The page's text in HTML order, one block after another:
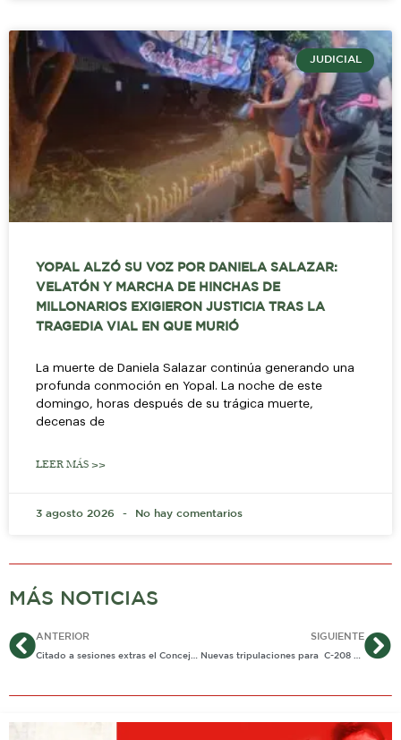
JUDICIAL
YOPAL ALZÓ SU VOZ POR DANIELA SALAZAR:
VELATÓN Y MARCHA DE HINCHAS DE
MILLONARIOS EXIGIERON JUSTICIA TRAS LA
TRAGEDIA VIAL EN QUE MURIÓ
La muerte de Daniela Salazar continúa generando una
profunda conmoción en Yopal. La noche de este
domingo, horas después de su trágica muerte,
decenas de
LEER MÁS >>
3 agosto 2026 No hay comentarios
MÁS NOTICIAS
AntANTERIOR
Citado a sesiones extras el Concejo de Yopal
SIGUIENTE
Nuevas tripulaciones para C-208 Caravan